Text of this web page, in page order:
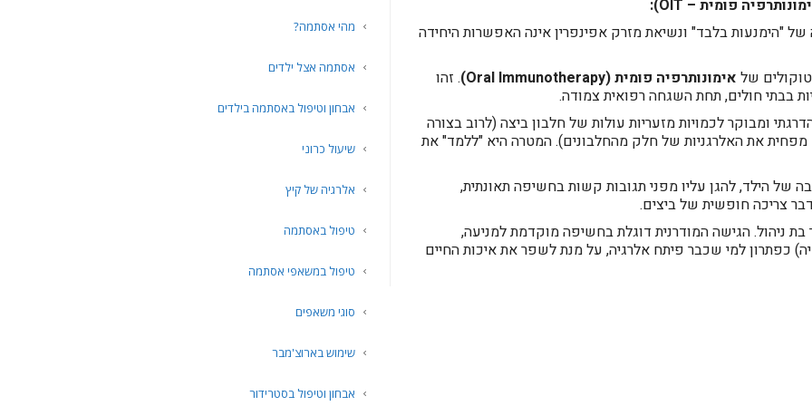
"הימנעות בלבד" ונשיאת מזרק אפינפרין אינה האפשרות היחידה
של אימונותרפיה פומית (Oral Immunotherapy)
. זהו
בבתי חולים, תחת השגחה רפואית צמודה.
ומבוקר לכמויות מזעריות עולות של חלבון ביצה (לרוב בצורה
מפחית את האלרגניות של חלק מהחלבונים). המטרה היא "ללמד" את
של הילד, להגן עליו מפני תגובות קשות בחשיפה תאונתית,
צריכה חופשית של ביצים.
ניהול. הגישה המודרנית דוגלת בחשיפה מוקדמת למניעה,
כפתרון למי שכבר פיתח אלרגיה, על מנת לשפר את איכות החיים
מהי אסתמה?
אסתמה אצל ילדים
אבחון וטיפול באסתמה בילדים
שיעול כרוני
אלרגיה של קיץ
טיפול באסתמה
טיפול במשאפי אסתמה
סוגי משאפים
שימוש בארוצ'מבר
אבחון וטיפול בסטרידור